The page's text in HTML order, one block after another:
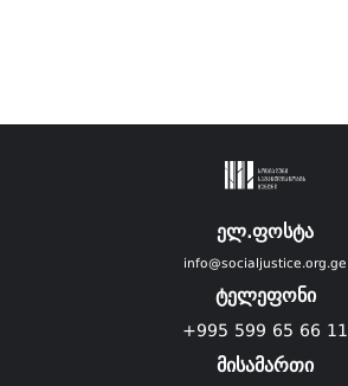
ელ.ფოსტა
info@socialjustice.org.ge
ტელეფონი
+995 599 65 66 11
მისამართი